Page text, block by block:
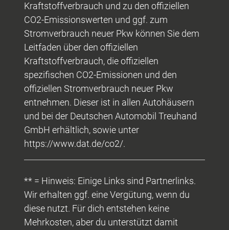
Kraftstoffverbrauch und zu den offiziellen
CO2-Emissionswerten und ggf. zum
Stromverbrauch neuer Pkw können Sie dem
Leitfaden über den offiziellen
Kraftstoffverbrauch, die offiziellen
spezifischen CO2-Emissionen und den
offiziellen Stromverbrauch neuer Pkw
entnehmen. Dieser ist in allen Autohäusern
und bei der Deutschen Automobil Treuhand
GmbH erhältlich, sowie unter
https://www.dat.de/co2/.
** = Hinweis: Einige Links sind Partnerlinks.
Wir erhalten ggf. eine Vergütung, wenn du
diese nutzt. Für dich entstehen keine
Mehrkosten, aber du unterstützt damit